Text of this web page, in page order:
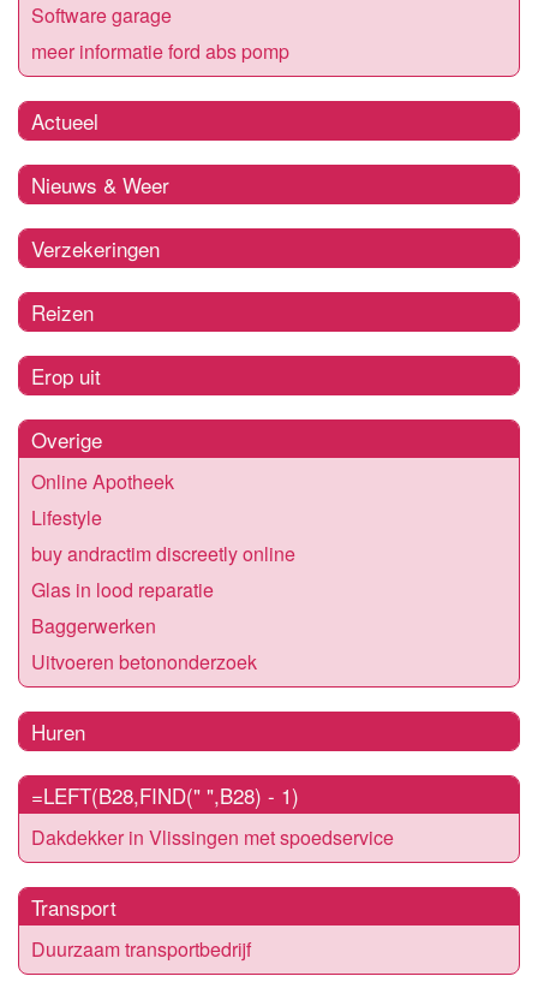
Software garage
meer informatie ford abs pomp
Actueel
Nieuws & Weer
Verzekeringen
Reizen
Erop uit
Overige
Online Apotheek
Lifestyle
buy andractim discreetly online
Glas in lood reparatie
Baggerwerken
Uitvoeren betononderzoek
Huren
=LEFT(B28,FIND(" ",B28) - 1)
Dakdekker in Vlissingen met spoedservice
Transport
Duurzaam transportbedrijf